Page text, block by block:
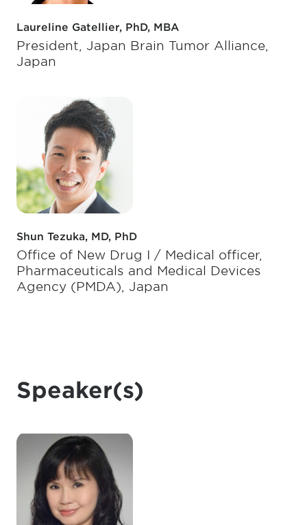
Laureline Gatellier, PhD, MBA
President, Japan Brain Tumor Alliance,
Japan
Shun Tezuka, MD, PhD
Office of New Drug I / Medical officer,
Pharmaceuticals and Medical Devices
Agency (PMDA), Japan
Speaker(s)